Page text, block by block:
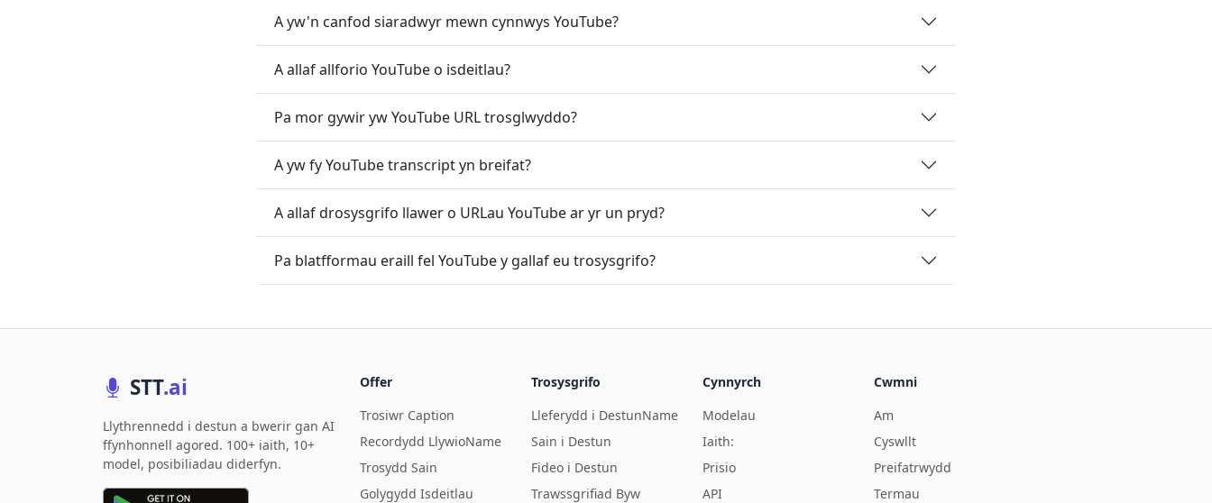
A yw'n canfod siaradwyr mewn cynnwys YouTube?
A allaf allforio YouTube o isdeitlau?
Pa mor gywir yw YouTube URL trosglwyddo?
A yw fy YouTube transcript yn breifat?
A allaf drosysgrifo llawer o URLau YouTube ar yr un pryd?
Pa blatfformau eraill fel YouTube y gallaf eu trosysgrifo?
STT.ai
Llythrennedd i destun a bwerir gan AI
ffynhonnell agored. 100+ iaith, 10+
model, posibiliadau diderfyn.
Offer
Trosiwr Caption
Recordydd LlywioName
Trosydd Sain
Golygydd Isdeitlau
Trosysgrifo
Lleferydd i DestunName
Sain i Destun
Fideo i Destun
Trawssgrifiad Byw
Cynnyrch
Modelau
Iaith:
Prisio
API
Cwmni
Am
Cyswllt
Preifatrwydd
Termau